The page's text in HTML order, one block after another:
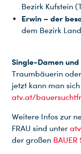
Bezirk Kufstein
Erwin – der
dem Bezirk
Single-Damen
Traumbäuerin
jetzt kann man
atv.at/
Weitere Infos zur
FRAU sind unter
der großen